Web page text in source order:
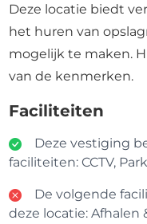
Deze locatie biedt
het huren van
mogelijk te maken.
van de kenmerken.
Faciliteiten
Deze vestiging
faciliteiten: CCTV,
De volgende
deze locatie: Afhalen